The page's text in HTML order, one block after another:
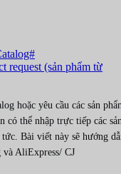
request (sản phẩm từ
hoặc yêu cầu các sản
có thể nhập trực tiếp các
Bài viết này sẽ hướng
và AliExpress/ CJ